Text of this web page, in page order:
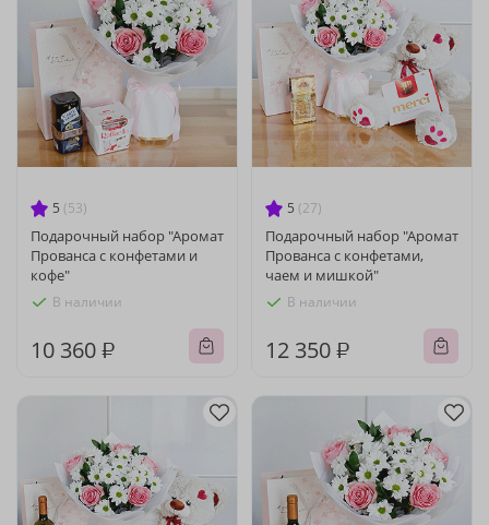
5 (53)
Подарочный набор "Аромат
Прованса с конфетами и
кофе"
В наличии
10 360 ₽
5 (27)
Подарочный набор "Аромат
Прованса с конфетами,
чаем и мишкой"
В наличии
12 350 ₽